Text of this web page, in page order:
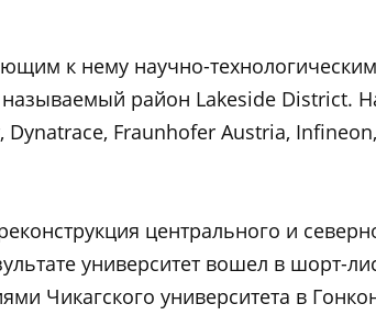
к нему научно-
район Lakeside District.
Dynatrace, Fraunhofer Austria,
центрального и
университет вошел в шорт-
Чикагского университета в